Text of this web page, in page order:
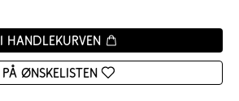
I handlekurven
På ønskelisten